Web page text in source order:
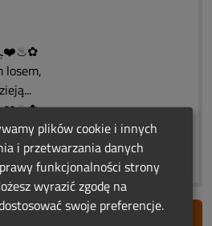
✿♨❤️ԑ̮̑♦̮̑ɜܓ♨❤️♨ ԑ̮̑♦̮̑ɜܓ❤️♨✿
losem,
✿♨❤️ԑ̮̑♦̮̑ɜܓ♨❤️♨ ԑ̮̑♦̮̑ɜܓ❤️♨✿
⋱⋰ ♥⋱⋰ ♥⋱⋰ ♥
Zgłoś nadużycie
plików cookie i innych
i przetwarzania danych
funkcjonalności strony
wyrazić zgodę na
swoje preferencje.